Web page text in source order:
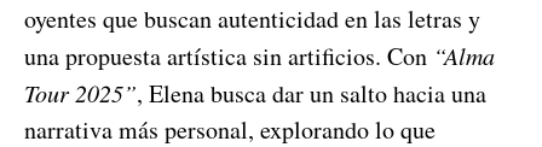
oyentes que buscan autenticidad en las letras y
una propuesta artística sin artificios. Con “Alma
Tour 2025”, Elena busca dar un salto hacia una
narrativa más personal, explorando lo que